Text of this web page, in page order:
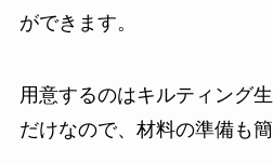
ができます。
用意するのはキルティング
だけなので、材料の準備も簡